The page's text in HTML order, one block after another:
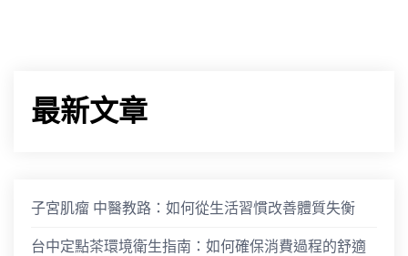
最新文章
子宮肌瘤 中醫教路：如何從生活習慣改善體質失衡
台中定點茶環境衛生指南：如何確保消費過程的舒適